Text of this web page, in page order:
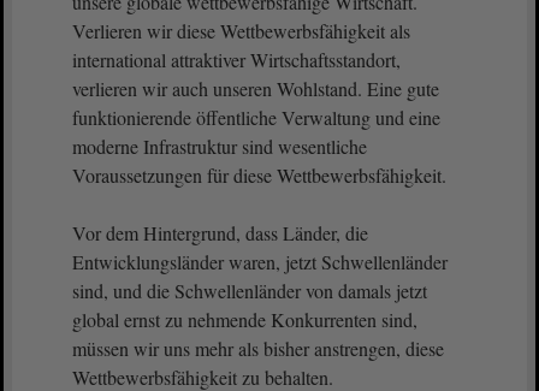
Verlieren wir diese Wettbewerbsfähigkeit als
international attraktiver Wirtschaftsstandort,
verlieren wir auch unseren Wohlstand. Eine gute
funktionierende öffentliche Verwaltung und eine
moderne Infrastruktur sind wesentliche
Voraussetzungen für diese Wettbewerbsfähigkeit.
Vor dem Hintergrund, dass Länder, die
Entwicklungsländer waren, jetzt Schwellenländer
sind, und die Schwellenländer von damals jetzt
global ernst zu nehmende Konkurrenten sind,
müssen wir uns mehr als bisher anstrengen, diese
Wettbewerbsfähigkeit zu behalten.